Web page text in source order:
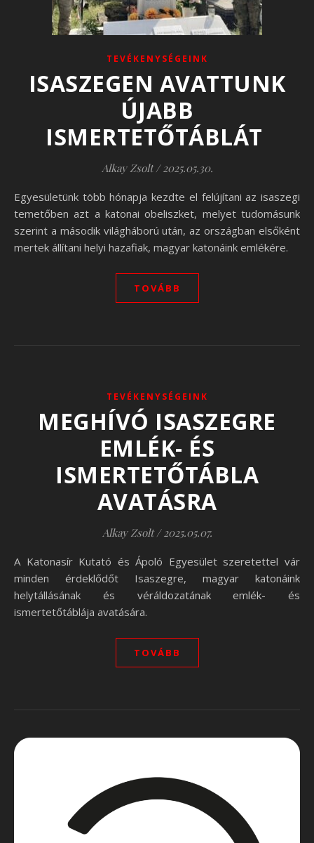
TEVÉKENYSÉGEINK
ISASZEGEN AVATTUNK
ÚJABB
ISMERTETŐTÁBLÁT
Alkay Zsolt / 2025.05.30.
Egyesületünk több hónapja kezdte el felújítani az isaszegi
temetőben azt a katonai obeliszket, melyet tudomásunk
szerint a második világháború után, az országban elsőként
mertek állítani helyi hazafiak, magyar katonáink emlékére.
TOVÁBB
TEVÉKENYSÉGEINK
MEGHÍVÓ ISASZEGRE
EMLÉK- ÉS
ISMERTETŐTÁBLA
AVATÁSRA
Alkay Zsolt / 2025.05.07.
A Katonasír Kutató és Ápoló Egyesület szeretettel vár
minden érdeklődőt Isaszegre, magyar katonáink
helytállásának és véráldozatának emlék- és
ismertetőtáblája avatására.
TOVÁBB